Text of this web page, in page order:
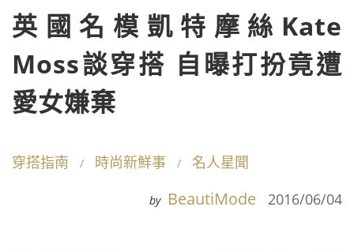
英國名模凱特摩絲Kate
Moss談穿搭 自曝打扮竟遭
愛女嫌棄
穿搭指南 時尚新鮮事 名人星聞
by BeautiMode 2016/06/04